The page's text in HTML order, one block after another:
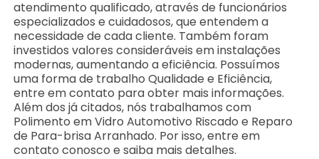
atendimento qualificado, através de funcionários
especializados e cuidadosos, que entendem a
necessidade de cada cliente. Também foram
investidos valores consideráveis em instalações
modernas, aumentando a eficiência. Possuímos
uma forma de trabalho Qualidade e Eficiência,
entre em contato para obter mais informações.
Além dos já citados, nós trabalhamos com
Polimento em Vidro Automotivo Riscado e Reparo
de Para-brisa Arranhado. Por isso, entre em
contato conosco e saiba mais detalhes.